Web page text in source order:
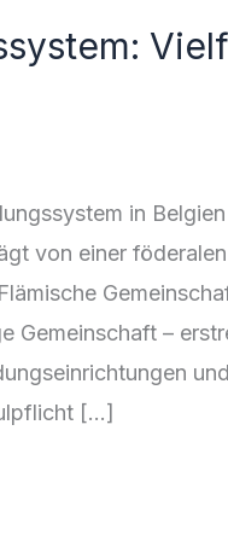
in
von einer
Gemeinschaft –
[…]